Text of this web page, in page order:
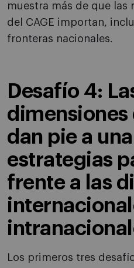
muestra más de que las
del CAGE importan,
fronteras nacionales.
Desafío 4:
dimensiones
dan pie a
estrategias
frente a las
Los primeros tres